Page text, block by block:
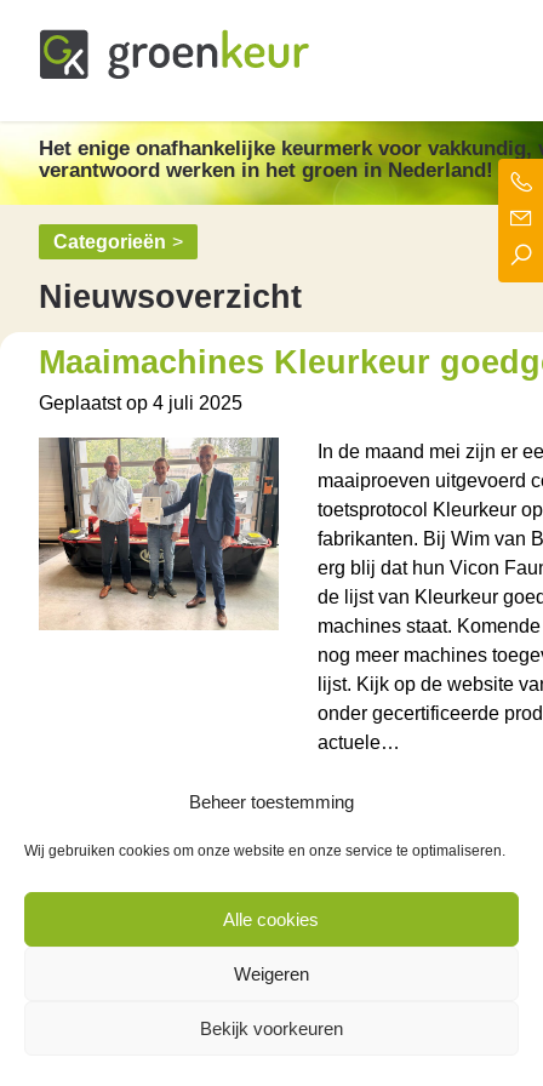
Beheer toestemming
Wij gebruiken cookies om onze website en onze service te optimaliseren.
Alle cookies
Weigeren
Bekijk voorkeuren
Groenkeur
Het enige onafhankelijke keurmerk voor groen in Nederland!
Het enige onafhankelijke keurmerk voor vakkundig,
verantwoord werken in het groen in Nederland!
Categorieën >
Nieuwsoverzicht
Maaimachines Kleurkeur
Geplaatst op 4 juli 2025
In de maand mei zijn er
maaiproeven uitgevoerd
toetsprotocol Kleurkeur
fabrikanten. Bij Wim van
erg blij dat hun Vicon
de lijst van Kleurkeur
machines staat.
nog meer machines
lijst. Kijk op de website
onder gecertificeerde
actuele…
Lees verder >
Word lid van de
European Tree Workers (ETW) en Technicians (ETT) en